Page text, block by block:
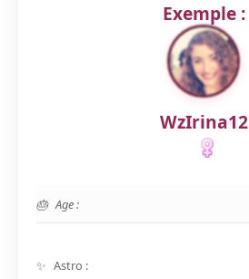
Exemple :
WzIrina12
Age :
Astro :